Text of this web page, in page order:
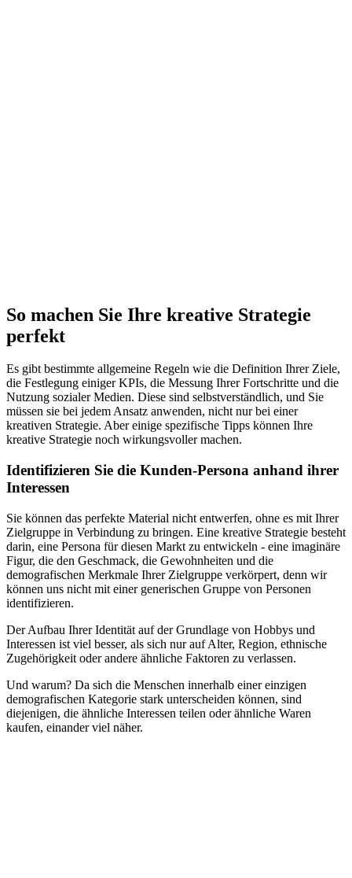
So machen Sie Ihre kreative Strategie
perfekt
Es gibt bestimmte allgemeine Regeln wie die Definition Ihrer Ziele,
die Festlegung einiger KPIs, die Messung Ihrer Fortschritte und die
Nutzung sozialer Medien. Diese sind selbstverständlich, und Sie
müssen sie bei jedem Ansatz anwenden, nicht nur bei einer
kreativen Strategie. Aber einige spezifische Tipps können Ihre
kreative Strategie noch wirkungsvoller machen.
Identifizieren Sie die Kunden-Persona anhand ihrer
Interessen
Sie können das perfekte Material nicht entwerfen, ohne es mit Ihrer
Zielgruppe in Verbindung zu bringen. Eine kreative Strategie besteht
darin, eine Persona für diesen Markt zu entwickeln - eine imaginäre
Figur, die den Geschmack, die Gewohnheiten und die
demografischen Merkmale Ihrer Zielgruppe verkörpert, denn wir
können uns nicht mit einer generischen Gruppe von Personen
identifizieren.
Der Aufbau Ihrer Identität auf der Grundlage von Hobbys und
Interessen ist viel besser, als sich nur auf Alter, Region, ethnische
Zugehörigkeit oder andere ähnliche Faktoren zu verlassen.
Und warum? Da sich die Menschen innerhalb einer einzigen
demografischen Kategorie stark unterscheiden können, sind
diejenigen, die ähnliche Interessen teilen oder ähnliche Waren
kaufen, einander viel näher.